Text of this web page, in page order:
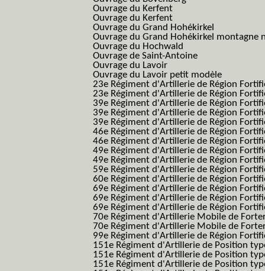
Ouvrage du Kerfent
Ouvrage du Kerfent
Ouvrage du Grand Hohékirkel
Ouvrage du Grand Hohékirkel montagne
Ouvrage du Hochwald
Ouvrage de Saint-Antoine
Ouvrage du Lavoir
Ouvrage du Lavoir petit modèle
23e Régiment d'Artillerie de Région
23e Régiment d'Artillerie de Région
39e Régiment d'Artillerie de Région
39e Régiment d'Artillerie de Région
39e Régiment d'Artillerie de Région
46e Régiment d'Artillerie de Région
46e Régiment d'Artillerie de Région
49e Régiment d'Artillerie de Région
49e Régiment d'Artillerie de Région
59e Régiment d'Artillerie de Région
60e Régiment d'Artillerie de Région
69e Régiment d'Artillerie de Région
69e Régiment d'Artillerie de Région
69e Régiment d'Artillerie de Région
70e Régiment d'Artillerie Mobile de
70e Régiment d'Artillerie Mobile de
99e Régiment d'Artillerie de Région
151e Régiment d'Artillerie de Position
151e Régiment d'Artillerie de Position
151e Régiment d'Artillerie de Position